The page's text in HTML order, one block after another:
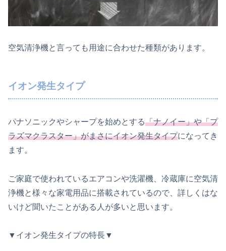
空気清浄機と言っても用途に合わせた種類があります。
イオン発生タイプ
パナソニックやシャープを始めとする「ナノイー」や「プ
ラズマクラスター」がまさにイオン発生タイプになってき
ます。
ご家庭で使われているエアコンや洗濯機、冷蔵庫に空気清
浄機と様々な家電用品に搭載されているので、詳しくはな
いけど聞いたことがある人が多いと思います。
▼イオン発生タイプの特長▼